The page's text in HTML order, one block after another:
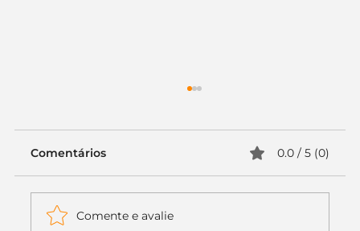
Comentários 0.0 / 5 (0)
Comente e avalie